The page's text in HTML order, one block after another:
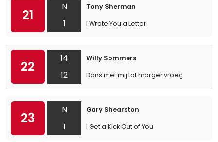
21
N
1
Tony Sherman
I Wrote You a Letter
22
14
12
Willy Sommers
Dans met mij tot morgenvroeg
23
N
1
Gary Shearston
I Get a Kick Out of You